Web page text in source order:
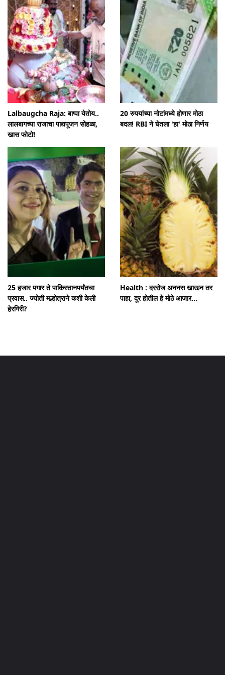
Lalbaugcha Raja: बाप्पा येतोय..
लालबागच्या राजाचा पाद्यपूजन सोहळा,
खास फोटो!
20 रुपयांच्या नोटांमध्ये होणार मोठा
बदल! RBI ने घेतला 'हा' मोठा निर्णय
25 हजार पगार ते पाकिस्तानपर्यंतचा
प्रवास.. ज्योती मल्होत्राने कशी केली
हेरगिरी?
Health : दररोज अननस खाऊन तर
पाहा, दूर होतील हे मोठे आजार...